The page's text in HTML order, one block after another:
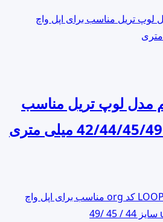
مدل لوپ تریل مناسب